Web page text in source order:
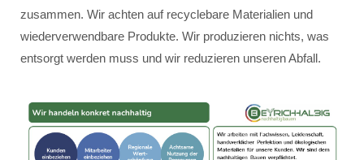
zusammen. Wir achten auf recyclebare Materialien und
wiederverwendbare Produkte. Wir produzieren nichts, was
entsorgt werden muss und wir reduzieren unseren Abfall.